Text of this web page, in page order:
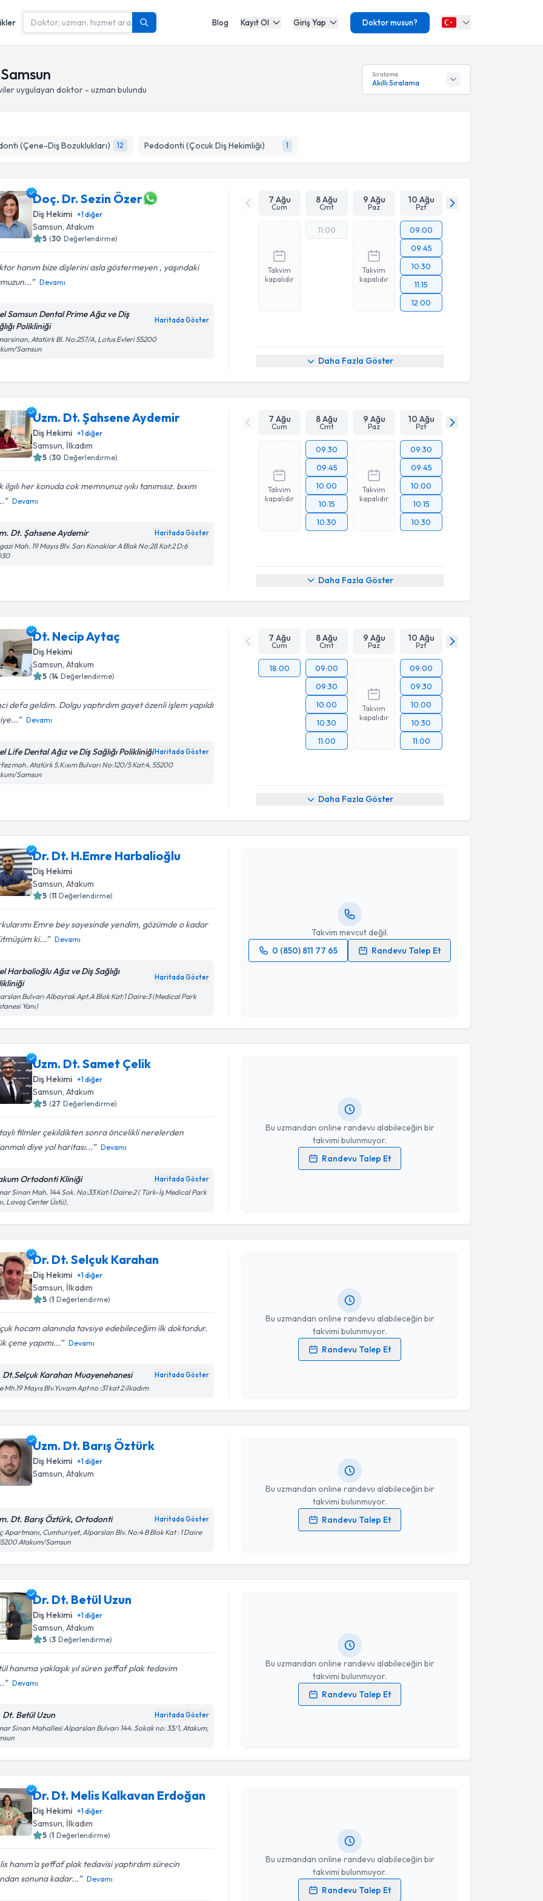
Blog Kayıt Ol Giriş Yap Doktor musun?
uygulayan doktor - uzman bulundu
Sıralama
Akıllı Sıralama
(Çene-Diş Bozuklukları) 12 Pedodonti (Çocuk Diş Hekimliği) 1
Doç. Dr. Sezin Özer
Diş Hekimi +1diğer
Samsun, Atakum
5 (30 Değerlendirme)
hanım bize dişlerini asla göstermeyen , yaşındaki
Devamı
Samsun Dental Prime Ağız ve Diş
Polikliniği
Haritada Göster
Atatürk Bl. No:257/A, Lotus Evleri 55200
Samsun
7 Ağu
Cum
8 Ağu
Cmt
9 Ağu
Paz
10 Ağu
Pzt
Takvim
kapalıdır
11:00
Takvim
kapalıdır
09:00
09:45
10:30
11:15
12:00
Daha Fazla Göster
Uzm. Dt. Şahsene Aydemir
Diş Hekimi +1diğer
Samsun , İlkadım
5 (30 Değerlendirme)
ilgılı her konuda cok memnunuz ıyıkı tanımısız. bıxım
Devamı
Dt. Şahsene Aydemir Haritada Göster
Mah. 19 Mayıs Blv. Sarı Konaklar A Blok No:28 Kat:2 D:6
7 Ağu
Cum
8 Ağu
Cmt
9 Ağu
Paz
10 Ağu
Pzt
Takvim
kapalıdır
09:30
09:45
10:00
10:15
10:30
Takvim
kapalıdır
09:30
09:45
10:00
10:15
10:30
Daha Fazla Göster
Dt. Necip Aytaç
Diş Hekimi
Samsun, Atakum
5 (14 Değerlendirme)
defa geldim. Dolgu yaptırdım gayet özenli işlem yapıldı
Devamı
Life Dental Ağız ve Diş Sağlığı Polikliniği Haritada Göster
mah. Atatürk 5.Kısım Bulvarı No:120/5 Kat:4, 55200
Samsun
7 Ağu
Cum
8 Ağu
Cmt
9 Ağu
Paz
10 Ağu
Pzt
18:00
09:00
09:30
10:00
10:30
11:00
Takvim
kapalıdır
09:00
09:30
10:00
10:30
11:00
Daha Fazla Göster
Dr. Dt. H.Emre Harbalioğlu
Diş Hekimi
Samsun , Atakum
5 (11 Değerlendirme)
Emre bey sayesinde yendim, gözümde o kadar
ki...
Devamı
Harbalioğlu Ağız ve Diş Sağlığı
Haritada Göster
Bulvarı Albayrak Apt.A Blok Kat:1 Daire:3 (Medical Park
Yanı)
Takvim mevcut değil.
0 (850) 811 77 65
Randevu Talep Et
Randevu Takvimi Talebi
Takvim Talebini Gönder
Uzm. Dt. Samet Çelik
Diş Hekimi +1diğer
Samsun , Atakum
5 (27 Değerlendirme)
filmler çekildikten sonra öncelikli nerelerden
diye yol haritası...
Devamı
Ortodonti Kliniği Haritada Göster
Sinan Mah. 144 Sok. No:33 Kat:1 Daire:2 ( Türk-İş Medical Park
Lavaş Center Üstü),
Bu uzmandan online randevu alabileceğin bir
takvimi bulunmuyor.
Randevu Talep Et
Kişisel verilerimin işlenmesine ilişkinAydınlatma Metni
Dr. Dt. Selçuk Karahan
Diş Hekimi +1diğer
Samsun , İlkadım
5 (1 Değerlendirme)
hocam alanında tavsiye edebileceğim ilk doktordur.
çene yapımı...
Devamı
Dt.Selçuk Karahan Muayenehanesi Haritada Göster
Mh.19 Mayıs Blv.Yuvam Apt no :31 kat 2 ilkadım
Bu uzmandan online randevu alabileceğin bir
takvimi bulunmuyor.
Randevu Talep Et
Randevu Takvimi Talebi
Dr. Dt. Selçuk Karahan
Kişisel verilerimin işlenmesine ilişkinAydınlatma Metni
Takvim Talebini Gönder
Uzm. Dt. Barış Öztürk
Diş Hekimi +1diğer
Samsun , Atakum
Dt. Barış Öztürk, Ortodonti Haritada Göster
Apartmanı, Cumhuriyet, Alparslan Blv. No:4 B Blok Kat : 1 Daire
Atakum/Samsun
Bu uzmandan online randevu alabileceğin bir
takvimi bulunmuyor.
Randevu Talep Et
Uzm. Dt. Barış Öztürkiçin randevu takvimi talebi oluşturun.
Size bu uzmandan randevu almanız için bir takvim
Kişisel verilerimin işlenmesine ilişkinAydınlatma Metni
Dr. Dt. Betül Uzun
Diş Hekimi +1diğer
Samsun , Atakum
5 (3 Değerlendirme)
hanıma yaklaşık yıl süren şeffaf plak tedavim
Devamı
Dt. Betül Uzun Haritada Göster
Sinan Mahallesi Alparslan Bulvarı 144. Sokak no: 33/1, Atakum,
Bu uzmandan online randevu alabileceğin bir
takvimi bulunmuyor.
Randevu Talep Et
Kişisel verilerimin işlenmesine ilişkinAydınlatma Metni
Dr. Dt. Melis Kalkavan Erdoğan
Diş Hekimi +1diğer
Samsun , İlkadım
5 (1 Değerlendirme)
hanım’a şeffaf plak tedavisi yaptırdım sürecin
sonuna kadar...
Devamı
Bu uzmandan online randevu alabileceğin bir
takvimi bulunmuyor.
Randevu Talep Et